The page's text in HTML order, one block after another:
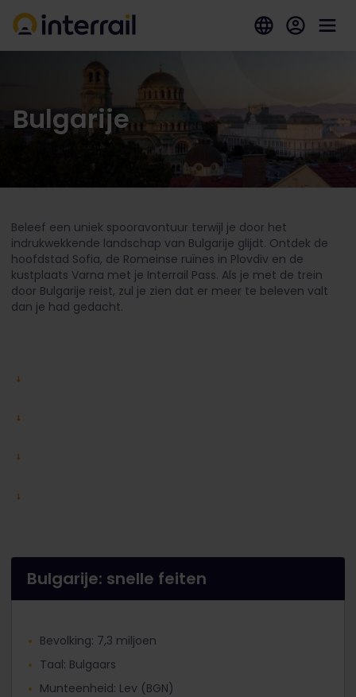
Bulgarije
Beleef een uniek spooravontuur terwijl je door het
indrukwekkende landschap van Bulgarije glijdt. Ontdek de
hoofdstad Sofia, de Romeinse ruïnes in Plovdiv en de
kustplaats Varna met je Interrail Pass. Als je met de trein
door Bulgarije reist, zul je zien dat er meer te beleven valt
dan je had gedacht.
Bulgarije: snelle feiten
Bevolking: 7,3 miljoen
Taal: Bulgaars
Munteenheid: Lev (BGN)